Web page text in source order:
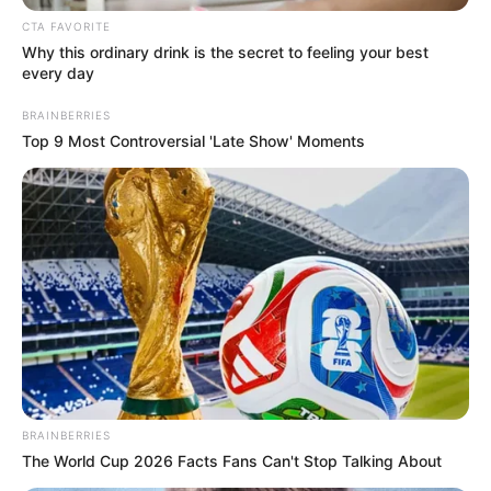
CTA FAVORITE
Why this ordinary drink is the secret to feeling your best
every day
BRAINBERRIES
Top 9 Most Controversial 'Late Show' Moments
BRAINBERRIES
The World Cup 2026 Facts Fans Can't Stop Talking About